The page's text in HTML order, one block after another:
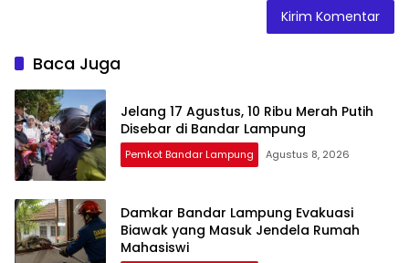
Baca Juga
Jelang 17 Agustus, 10 Ribu Merah Putih
Disebar di Bandar Lampung
Pemkot Bandar Lampung Agustus 8, 2026
Damkar Bandar Lampung Evakuasi
Biawak yang Masuk Jendela Rumah
Mahasiswi